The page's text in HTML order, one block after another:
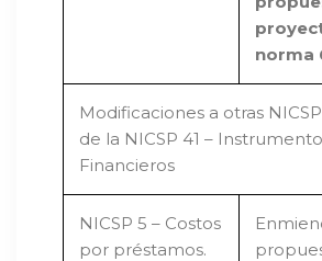
norma
Modificaciones a otras
de la NICSP 41 –
Financieros
NICSP 5 – Costos
por préstamos.